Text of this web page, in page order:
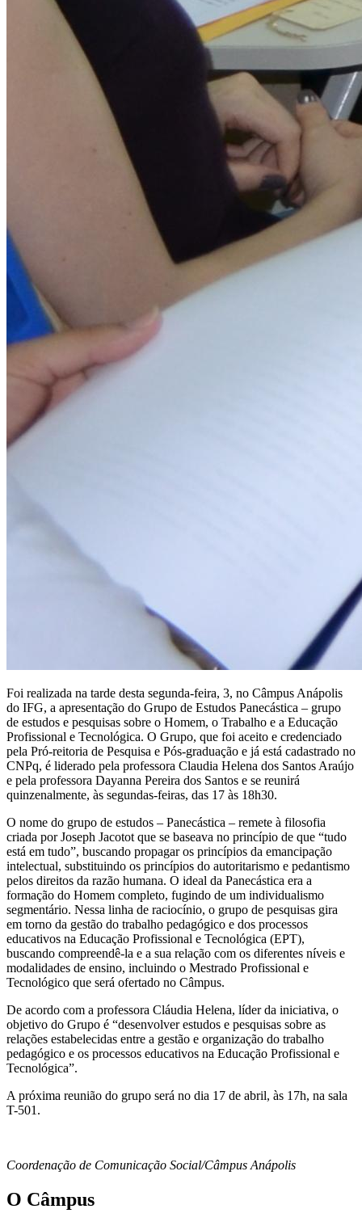
Foi realizada na tarde desta segunda-feira, 3, no Câmpus Anápolis
do IFG, a apresentação do Grupo de Estudos Panecástica – grupo
de estudos e pesquisas sobre o Homem, o Trabalho e a Educação
Profissional e Tecnológica. O Grupo, que foi aceito e credenciado
pela Pró-reitoria de Pesquisa e Pós-graduação e já está cadastrado no
CNPq, é liderado pela professora Claudia Helena dos Santos Araújo
e pela professora Dayanna Pereira dos Santos e se reunirá
quinzenalmente, às segundas-feiras, das 17 às 18h30.
O nome do grupo de estudos – Panecástica – remete à filosofia
criada por Joseph Jacotot que se baseava no princípio de que “tudo
está em tudo”, buscando propagar os princípios da emancipação
intelectual, substituindo os princípios do autoritarismo e pedantismo
pelos direitos da razão humana. O ideal da Panecástica era a
formação do Homem completo, fugindo de um individualismo
segmentário. Nessa linha de raciocínio, o grupo de pesquisas gira
em torno da gestão do trabalho pedagógico e dos processos
educativos na Educação Profissional e Tecnológica (EPT),
buscando compreendê-la e a sua relação com os diferentes níveis e
modalidades de ensino, incluindo o Mestrado Profissional e
Tecnológico que será ofertado no Câmpus.
De acordo com a professora Cláudia Helena, líder da iniciativa, o
objetivo do Grupo é “desenvolver estudos e pesquisas sobre as
relações estabelecidas entre a gestão e organização do trabalho
pedagógico e os processos educativos na Educação Profissional e
Tecnológica”.
A próxima reunião do grupo será no dia 17 de abril, às 17h, na sala
T-501.
Coordenação de Comunicação Social/Câmpus Anápolis
O Câmpus